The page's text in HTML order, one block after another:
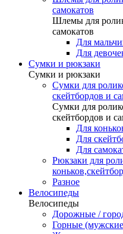
самокатов
Шлемы для
самокатов
Для
Для
Сумки и рюкзаки
Сумки и рюкзаки
Сумки для
скейтбордов и
Сумки для
скейтбордов и
Для
Для
Для
Рюкзаки для
Разное
Велосипеды
Велосипеды
Дорожные /
Горные